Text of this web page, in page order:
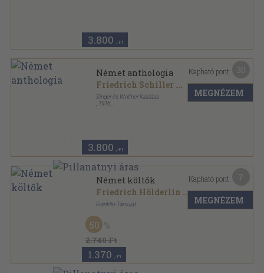
3.800 ,-Ft
Német anthologia
Friedrich Schiller ...
Singer és Wolfner Kiadása
1916
3.800 ,-Ft
Kapható pont:
MEGNÉZEM
Német költők
Friedrich Hölderlin ...
Franklin-Társulat
Aranyozott gerincű kiadói vászonkötés
Élő Könyvek II.-Külföldi Klasszikusok sorozat
2.740 Ft
50
1.370 ,-Ft
Kapható pont:
MEGNÉZEM